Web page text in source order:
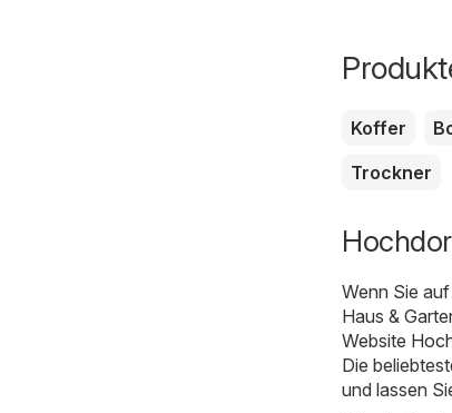
Koffer
Trockner
Wenn Sie
Haus &
Website
Die
und lassen